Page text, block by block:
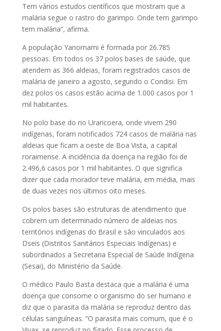
Tem vários estudos científicos que mostram que a
malária segue o rastro do garimpo. Onde tem garimpo
tem malária”, afirma.
A população Yanomami é formada por 26.785
pessoas. Em todos os 37 polos bases de saúde, que
atendem as 366 aldeias, foram registrados casos de
malária de janeiro a agosto, segundo o Condisi. Em
dez polos os casos estão acima de 1.000 casos por 1
mil habitantes.
No polo base do rio Uraricoera, onde vivem 290
indígenas, foram notificados 724 casos de malária nas
aldeias que ficam a oeste de Boa Vista, a capital
roraimense. A incidência da doença na região foi de
2.496,6 casos por 1 mil habitantes. O que significa
dizer que cada morador teve malária, em média, mais
de duas vezes nos últimos oito meses.
Os polos bases são estruturas de atendimento que
cobrem um determinado número de aldeias nos
territórios indígenas do Brasil e são vinculados aos
Dseis (Distritos Sanitários Especiais Indígenas) e
subordinados a Secretaria Especial de Saúde Indígena
(Sesai), do Ministério da Saúde.
O médico Paulo Basta destaca que a malária é uma
doença que consome o organismo do ser humano e
diz que o parasita da malária se reproduz dentro das
células sanguíneas. “O parasita mais comum, que é o